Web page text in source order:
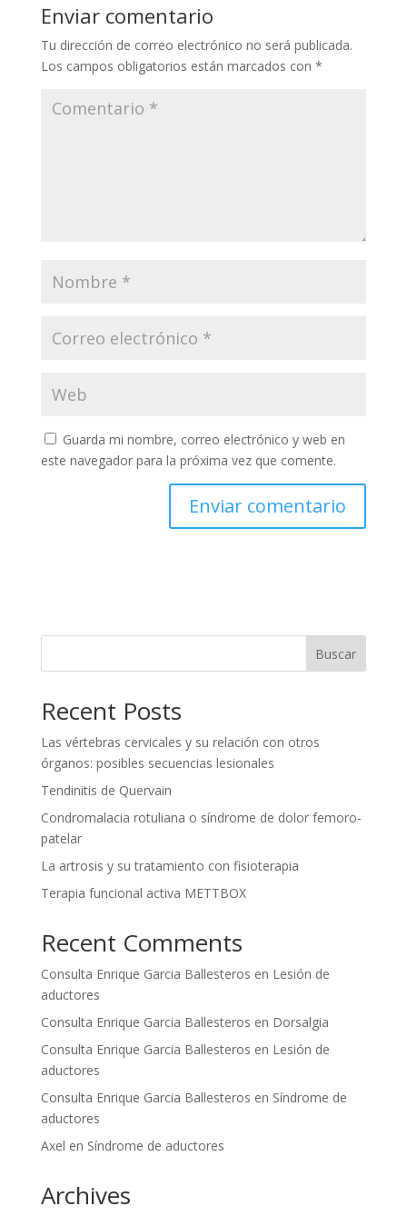
Enviar comentario
Tu dirección de correo electrónico no será publicada.
Los campos obligatorios están marcados con *
Guarda mi nombre, correo electrónico y web en
este navegador para la próxima vez que comente.
Buscar
Recent Posts
Las vértebras cervicales y su relación con otros
órganos: posibles secuencias lesionales
Tendinitis de Quervain
Condromalacia rotuliana o síndrome de dolor femoro-
patelar
La artrosis y su tratamiento con fisioterapia
Terapia funcional activa METTBOX
Recent Comments
Consulta Enrique Garcia Ballesteros en Lesión de
aductores
Consulta Enrique Garcia Ballesteros en Dorsalgia
Consulta Enrique Garcia Ballesteros en Lesión de
aductores
Consulta Enrique Garcia Ballesteros en Síndrome de
aductores
Axel en Síndrome de aductores
Archives